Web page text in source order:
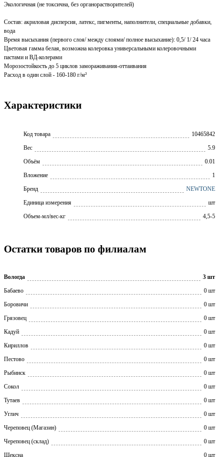
Экологичная (не токсична, без органорастворителей)
Состав: акриловая дисперсия, латекс, пигменты, наполнители, специальные добавки,
вода
Время высыхания (первого слоя/ между слоями/ полное высыхание): 0,5/ 1/ 24 часа
Цветовая гамма белая, возможна колеровка универсальными колеровочными
пастами и ВД-колерами
Морозостойкость до 5 циклов замораживания-оттаивания
Расход в один слой - 160-180 г/м²
Характеристики
Код товара
10465842
Вес
5.9
Объём
0.01
Вложение
1
Бренд
NEWTONE
Единица измерения
шт
Объем-мл/вес-кг
4,5-5
Остатки товаров по филиалам
Вологда
3 шт
Бабаево
0 шт
Боровичи
0 шт
Грязовец
0 шт
Кадуй
0 шт
Кириллов
0 шт
Пестово
0 шт
Рыбинск
0 шт
Сокол
0 шт
Тутаев
0 шт
Углич
0 шт
Череповец (Магазин)
0 шт
Череповец (склад)
0 шт
Шексна
0 шт